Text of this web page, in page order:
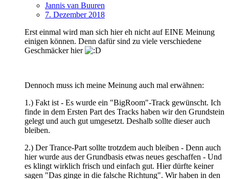
Jannis van Buuren
7. Dezember 2018
Erst einmal wird man sich hier eh nicht auf EINE Meinung
einigen können. Denn dafür sind zu viele verschiedene
Geschmäcker hier
Dennoch muss ich meine Meinung auch mal erwähnen:
1.) Fakt ist - Es wurde ein "BigRoom"-Track gewünscht. Ich
finde in dem Ersten Part des Tracks haben wir den Grundstein
gelegt und auch gut umgesetzt. Deshalb sollte dieser auch
bleiben.
2.) Der Trance-Part sollte trotzdem auch bleiben - Denn auch
hier wurde aus der Grundbasis etwas neues geschaffen - Und
es klingt wirklich frisch und einfach gut. Hier dürfte keiner
sagen "Das ginge in die falsche Richtung". Wir haben in den